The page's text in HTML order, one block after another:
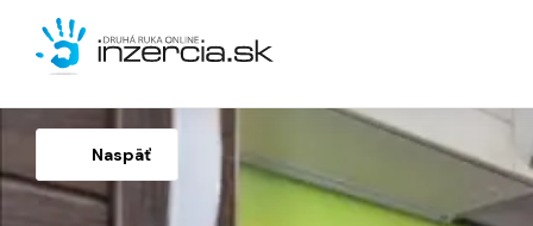
Naspäť